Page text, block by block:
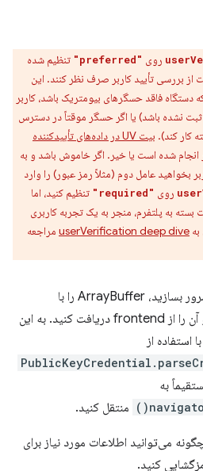
روی "preferred"
تنظیم شده
از بررسی تأیید کاربر صرف نظر کنند. این
فاقد حسگرهای بیومتریک باشد، کاربر
ثبت نشده باشد) یا اگر حسگر موقتاً در دسترس
کار کند).
بیت UV در داده‌های تأییدکننده
انجام شده است یا خیر. اگر خاموش باشد و به
بخواهید عامل دوم (مثلاً رمز عبور) را وارد
روی "required"
تنظیم کنید، اما
به پلتفرم، منجر به یک تجربه کاربری
userVerification deep dive مراجعه
توصیه می‌کنیم شیء را روی سرور بسازید، ArrayBuffer را با
Base64URL کدگذاری کنید و آن را از frontend دریافت کنید. به این
به
منتقل کنید.
می‌توانید اطلاعات مورد نیاز برای
کنید.